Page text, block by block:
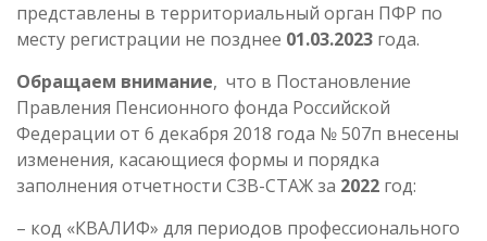
представлены в территориальный орган ПФР по
месту регистрации не позднее 01.03.2023 года.
Обращаем внимание, что в Постановление
Правления Пенсионного фонда Российской
Федерации от 6 декабря 2018 года № 507п внесены
изменения, касающиеся формы и порядка
заполнения отчетности СЗВ-СТАЖ за 2022 год:
– код «КВАЛИФ» для периодов профессионального